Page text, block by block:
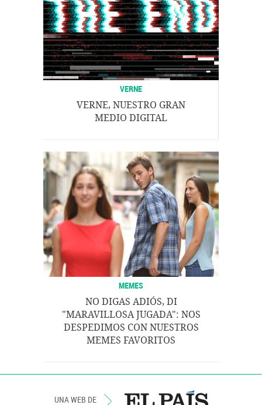
VERNE
VERNE, NUESTRO GRAN
MEDIO DIGITAL
MEMES
NO DIGAS ADIÓS, DI
"MARAVILLOSA JUGADA": NOS
DESPEDIMOS CON NUESTROS
MEMES FAVORITOS
UNA WEB DE